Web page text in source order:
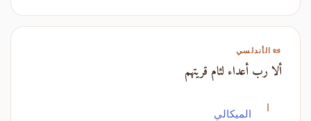
📜 الأندلسي
ألا رب أعداء لئام قريتهم
ا الميكالي